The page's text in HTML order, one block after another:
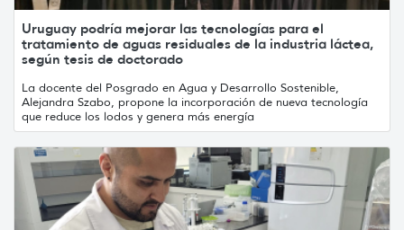
Uruguay podría mejorar las tecnologías para el
tratamiento de aguas residuales de la industria láctea,
según tesis de doctorado
La docente del Posgrado en Agua y Desarrollo Sostenible,
Alejandra Szabo, propone la incorporación de nueva tecnología
que reduce los lodos y genera más energía